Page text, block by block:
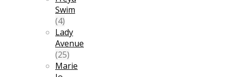
Swim
(4)
Lady
Avenue
(25)
Marie